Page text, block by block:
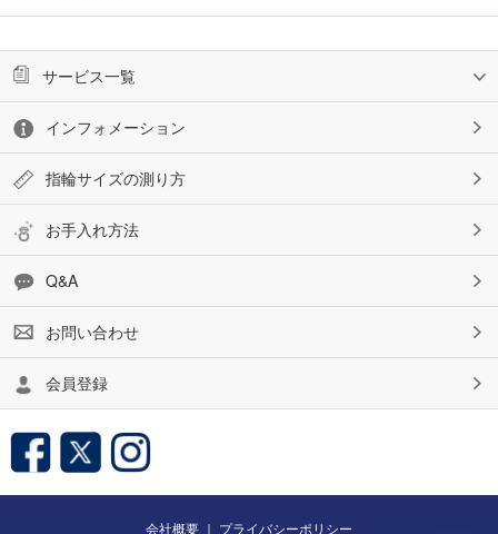
サービス一覧
インフォメーション
指輪サイズの測り方
お手入れ方法
Q&A
お問い合わせ
会員登録
会社概要 ｜ プライバシーポリシー